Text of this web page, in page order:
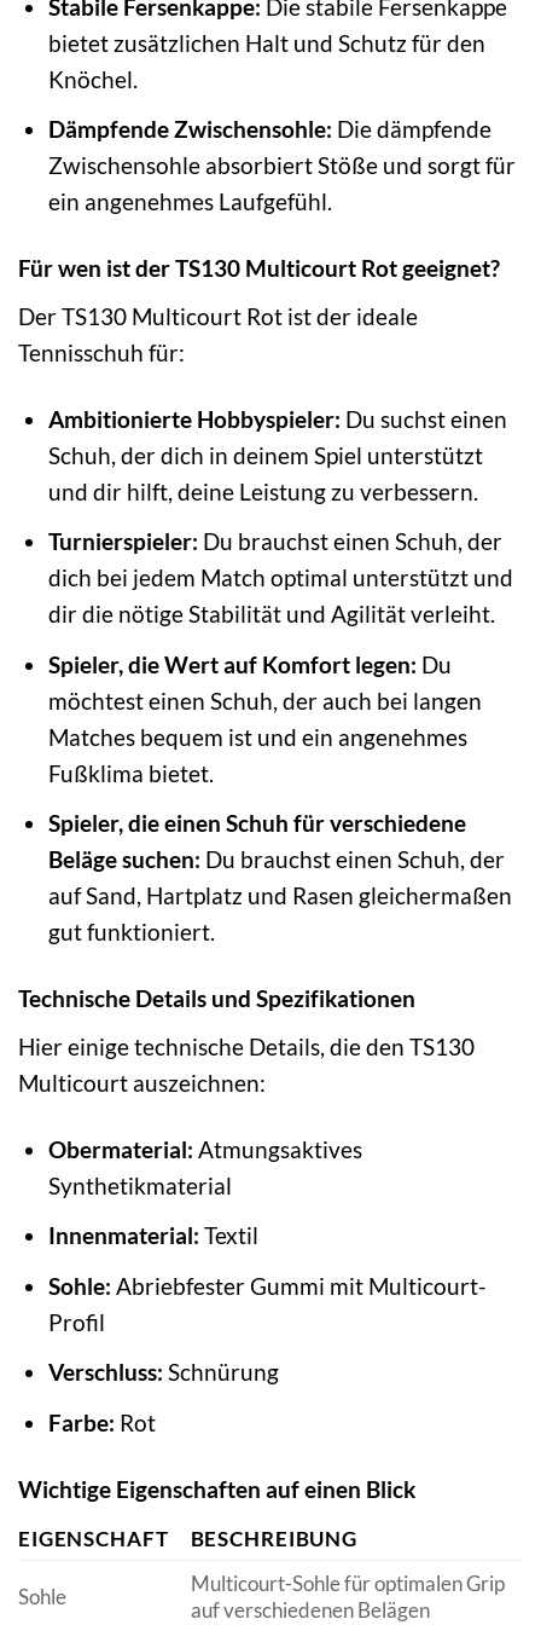
Stabile Fersenkappe: Die stabile Fersenkappe
bietet zusätzlichen Halt und Schutz für den
Knöchel.
Dämpfende Zwischensohle: Die dämpfende
Zwischensohle absorbiert Stöße und sorgt für
ein angenehmes Laufgefühl.
Für wen ist der TS130 Multicourt Rot geeignet?
Der TS130 Multicourt Rot ist der ideale
Tennisschuh für:
Ambitionierte Hobbyspieler: Du suchst einen
Schuh, der dich in deinem Spiel unterstützt
und dir hilft, deine Leistung zu verbessern.
Turnierspieler: Du brauchst einen Schuh, der
dich bei jedem Match optimal unterstützt und
dir die nötige Stabilität und Agilität verleiht.
Spieler, die Wert auf Komfort legen: Du
möchtest einen Schuh, der auch bei langen
Matches bequem ist und ein angenehmes
Fußklima bietet.
Spieler, die einen Schuh für verschiedene
Beläge suchen: Du brauchst einen Schuh, der
auf Sand, Hartplatz und Rasen gleichermaßen
gut funktioniert.
Technische Details und Spezifikationen
Hier einige technische Details, die den TS130
Multicourt auszeichnen:
Obermaterial: Atmungsaktives
Synthetikmaterial
Innenmaterial: Textil
Sohle: Abriebfester Gummi mit Multicourt-
Profil
Verschluss: Schnürung
Farbe: Rot
Wichtige Eigenschaften auf einen Blick
EIGENSCHAFT BESCHREIBUNG
Sohle
Multicourt-Sohle für optimalen Grip
auf verschiedenen Belägen